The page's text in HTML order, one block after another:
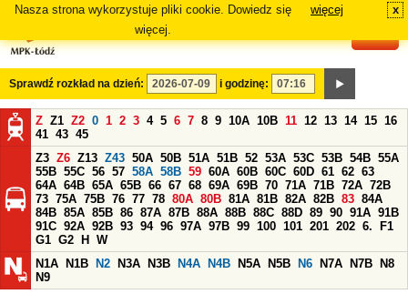
Nasza strona wykorzystuje pliki cookie. Dowiedz się
więcej.
więcej x
Sprawdź rozkład na dzień: i godzinę:
Z Z1 Z2 0 1 2 3 4 5 6 7 8 9 10A 10B 11 12 13 14 15 16
41 43 45
Z3 Z6 Z13 Z43 50A 50B 51A 51B 52 53A 53C 53B 54B 55A
55B 55C 56 57 58A 58B 59 60A 60B 60C 60D 61 62 63
64A 64B 65A 65B 66 67 68 69A 69B 70 71A 71B 72A 72B
73 75A 75B 76 77 78 80A 80B 81A 81B 82A 82B 83 84A
84B 85A 85B 86 87A 87B 88A 88B 88C 88D 89 90 91A 91B
91C 92A 92B 93 94 96 97A 97B 99 100 101 201 202 6.
F1
G1 G2 H
W
N1A
N1B N2 N3A N3B N4A N4B N5A N5B N6 N7A N7B
N8
N9